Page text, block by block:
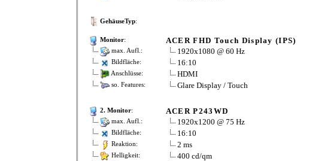
GehäuseTyp:
Monitor: ACER FHD Touch Display (IPS)
max. Aufl.: 1920x1080 @ 60 Hz
Bildfläche: 16:10
Anschlüsse: HDMI
so. Features: Glare Display / Touch
2. Monitor: ACER P243WD
max. Aufl.: 1920x1200 @ 75 Hz
Bildfläche: 16:10
Reaktion: 2 ms
Helligkeit: 400 cd/qm